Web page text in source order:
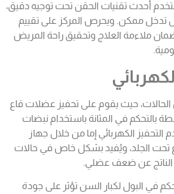
أحدث تقنيات الحقن تحت توجيه دقيق،
تدخل ممكن. ويحرص المركز على تقييم
ملاءمة العلاج وتحقيق راحة المريض
حيث يقوم على تحفيز عضلات قاع
بالتحكم في المثانة باستخدام نبضات
الكهربائي إما من خلال جهاز
تحت الجلد، ويُفيد بشكل خاص في حالات
الناتج عن ضعف عضلي.
في البول لكبار السن تؤثر على جودة